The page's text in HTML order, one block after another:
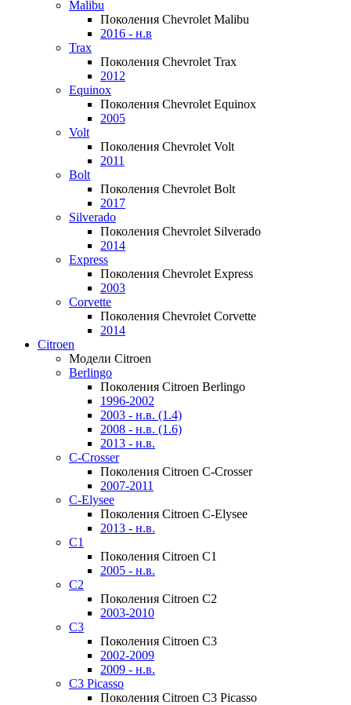
Malibu
Поколения Chevrolet Malibu
2016 - н.в
Trax
Поколения Chevrolet Trax
2012
Equinox
Поколения Chevrolet Equinox
2005
Volt
Поколения Chevrolet Volt
2011
Bolt
Поколения Chevrolet Bolt
2017
Silverado
Поколения Chevrolet Silverado
2014
Express
Поколения Chevrolet Express
2003
Corvette
Поколения Chevrolet Corvette
2014
Citroen
Модели Citroen
Berlingo
Поколения Citroen Berlingo
1996-2002
2003 - н.в. (1.4)
2008 - н.в. (1.6)
2013 - н.в.
C-Crosser
Поколения Citroen C-Crosser
2007-2011
C-Elysee
Поколения Citroen C-Elysee
2013 - н.в.
C1
Поколения Citroen C1
2005 - н.в.
C2
Поколения Citroen C2
2003-2010
C3
Поколения Citroen C3
2002-2009
2009 - н.в.
C3 Picasso
Поколения Citroen C3 Picasso